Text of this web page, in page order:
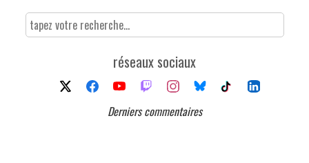
réseaux sociaux
Derniers commentaires